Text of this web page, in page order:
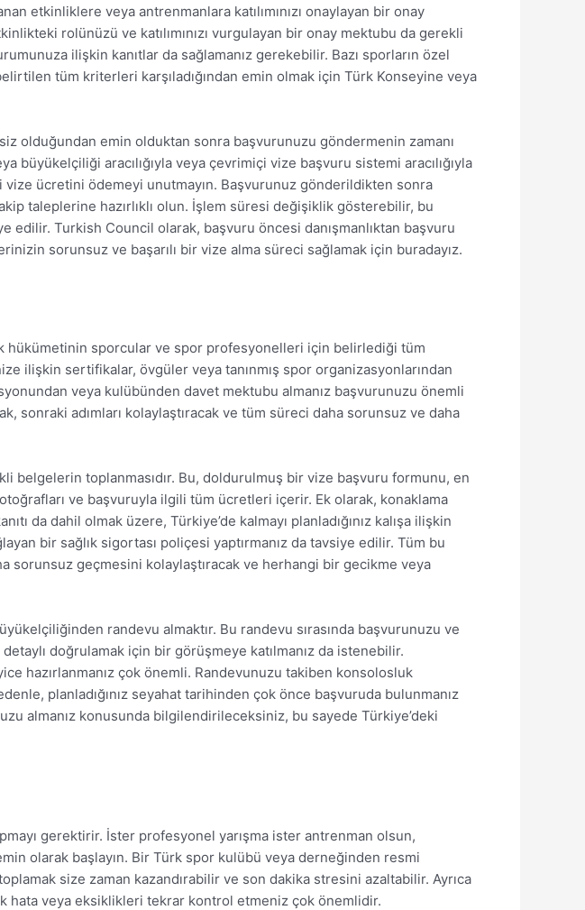
etkinliklere veya antrenmanlara katılımınızı onaylayan bir onay
rolünüzü ve katılımınızı vurgulayan bir onay mektubu da gerekli
ilişkin kanıtlar da sağlamanız gerekebilir. Bazı sporların özel
tüm kriterleri karşıladığından emin olmak için Türk Konseyine veya
olduğundan emin olduktan sonra başvurunuzu göndermenin zamanı
aracılığıyla veya çevrimiçi vize başvuru sistemi aracılığıyla
ücretini ödemeyi unutmayın. Başvurunuz gönderildikten sonra
taleplerine hazırlıklı olun. İşlem süresi değişiklik gösterebilir, bu
edilir. Turkish Council olarak, başvuru öncesi danışmanlıktan başvuru
sorunsuz ve başarılı bir vize alma süreci sağlamak için buradayız.
hükümetinin sporcular ve spor profesyonelleri için belirlediği tüm
ilişkin sertifikalar, övgüler veya tanınmış spor organizasyonlarından
veya kulübünden davet mektubu almanız başvurunuzu önemli
adımları kolaylaştıracak ve tüm süreci daha sorunsuz ve daha
belgelerin toplanmasıdır. Bu, doldurulmuş bir vize başvuru formunu, en
ve başvuruyla ilgili tüm ücretleri içerir. Ek olarak, konaklama
da dahil olmak üzere, Türkiye’de kalmayı planladığınız kalışa ilişkin
bir sağlık sigortası poliçesi yaptırmanız da tavsiye edilir. Tüm bu
geçmesini kolaylaştıracak ve herhangi bir gecikme veya
randevu almaktır. Bu randevu sırasında başvurunuzu ve
doğrulamak için bir görüşmeye katılmanız da istenebilir.
hazırlanmanız çok önemli. Randevunuzu takiben konsolosluk
planladığınız seyahat tarihinden çok önce başvuruda bulunmanız
almanız konusunda bilgilendirileceksiniz, bu sayede Türkiye’deki
gerektirir. İster profesyonel yarışma ister antrenman olsun,
olarak başlayın. Bir Türk spor kulübü veya derneğinden resmi
size zaman kazandırabilir ve son dakika stresini azaltabilir. Ayrıca
veya eksiklikleri tekrar kontrol etmeniz çok önemlidir.